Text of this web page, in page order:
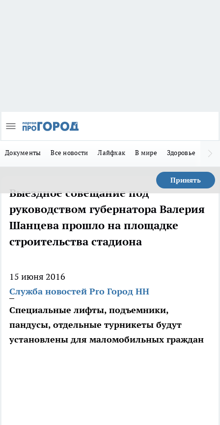
Документы Все новости Лайфхак В мире Здоровье
Принять
Выездное совещание под
руководством губернатора Валерия
Шанцева прошло на площадке
строительства стадиона
15 июня 2016
Служба новостей Pro Город НН
Специальные лифты, подъемники,
пандусы, отдельные турникеты будут
установлены для маломобильных граждан